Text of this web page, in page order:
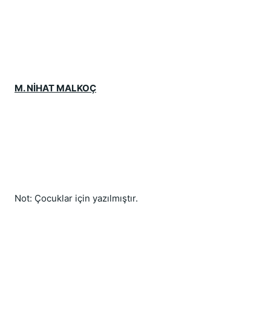
M. NİHAT MALKOÇ
Not: Çocuklar için yazılmıştır.